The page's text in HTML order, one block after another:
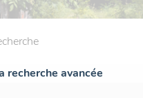
recherche avancée